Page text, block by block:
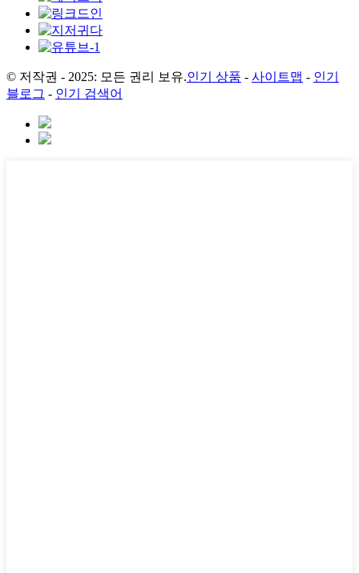
© 저작권 - 2025: 모든 권리 보유.인기 상품 - 사이트맵 - 인기
블로그 - 인기 검색어